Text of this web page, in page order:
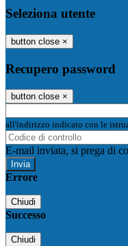
Seleziona utente
button close ×
Recupero password
button close ×
all'indirizzo indicato con le
E-mail inviata, si prega di
Errore
Chiudi
Successo
Chiudi